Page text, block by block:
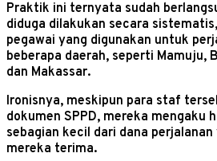
Praktik ini ternyata sudah
diduga dilakukan secara
pegawai yang digunakan untuk
beberapa daerah, seperti Mamuju,
dan Makassar.
Ironisnya, meskipun para staf
dokumen SPPD, mereka mengaku
sebagian kecil dari dana
mereka terima.